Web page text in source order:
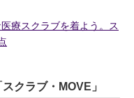
療スクラブを着よう。ス
クラブ・MOVE」